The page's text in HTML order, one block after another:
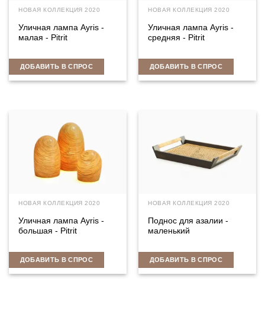
НОВАЯ КОЛЛЕКЦИЯ 2020
Уличная лампа Ayris -
малая - Pitrit
ДОБАВИТЬ В СПРОС
НОВАЯ КОЛЛЕКЦИЯ 2020
Уличная лампа Ayris -
средняя - Pitrit
ДОБАВИТЬ В СПРОС
НОВАЯ КОЛЛЕКЦИЯ 2020
Уличная лампа Ayris -
большая - Pitrit
ДОБАВИТЬ В СПРОС
НОВАЯ КОЛЛЕКЦИЯ 2020
Поднос для азалии -
маленький
ДОБАВИТЬ В СПРОС